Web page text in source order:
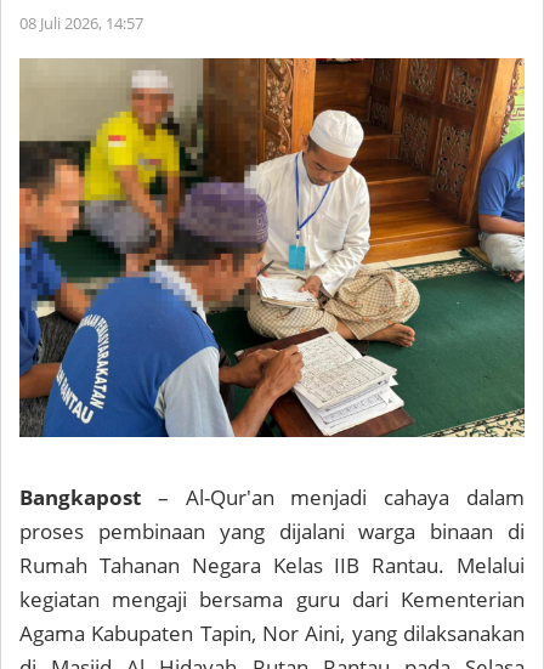
08 Juli 2026, 14:57
Bangkapost – Al-Qur'an menjadi cahaya dalam
proses pembinaan yang dijalani warga binaan di
Rumah Tahanan Negara Kelas IIB Rantau. Melalui
kegiatan mengaji bersama guru dari Kementerian
Agama Kabupaten Tapin, Nor Aini, yang dilaksanakan